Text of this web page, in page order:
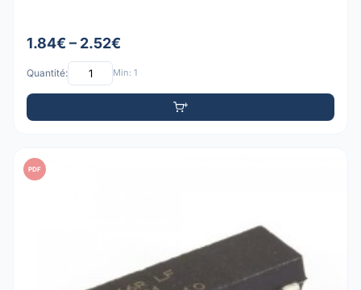
1.84€ – 2.52€
Quantité: Min: 1
PDF